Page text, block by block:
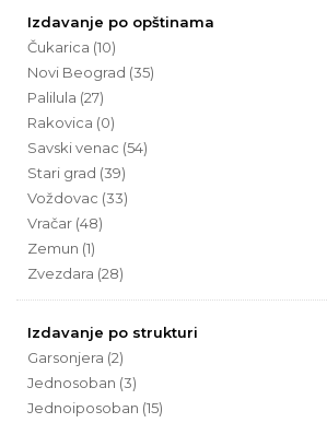
Izdavanje po opštinama
Čukarica (10)
Novi Beograd (35)
Palilula (27)
Rakovica (0)
Savski venac (54)
Stari grad (39)
Voždovac (33)
Vračar (48)
Zemun (1)
Zvezdara (28)
Izdavanje po strukturi
Garsonjera (2)
Jednosoban (3)
Jednoiposoban (15)